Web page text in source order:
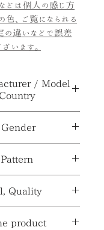
どは個人の感じ方
、ご覧になられる
の違いなどで誤差
います。
/ Model
JOAN BAKER
Apple Orchard
***
います。
チカラー
Quality
ガラス
product